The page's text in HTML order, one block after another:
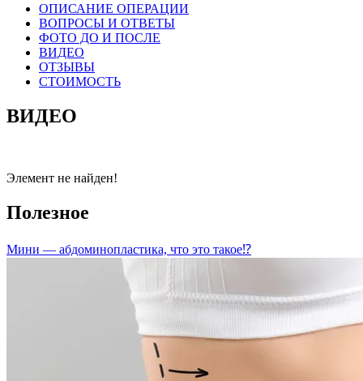
ОПИСАНИЕ ОПЕРАЦИИ
ВОПРОСЫ И ОТВЕТЫ
ФОТО ДО И ПОСЛЕ
ВИДЕО
ОТЗЫВЫ
СТОИМОСТЬ
ВИДЕО
Элемент не найден!
Полезное
Мини — абдоминопластика, что это такое⁉️